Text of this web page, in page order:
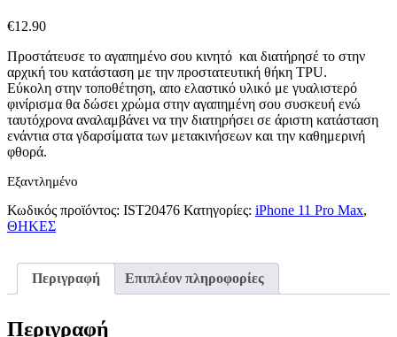
€12.90
Προστάτευσε το αγαπημένο σου κινητό και διατήρησέ το στην
αρχική του κατάσταση με την προστατευτική θήκη TPU.
Εύκολη στην τοποθέτηση, απο ελαστικό υλικό με γυαλιστερό
φινίρισμα θα δώσει χρώμα στην αγαπημένη σου συσκευή ενώ
ταυτόχρονα αναλαμβάνει να την διατηρήσει σε άριστη κατάσταση
ενάντια στα γδαρσίματα των μετακινήσεων και την καθημερινή
φθορά.
Εξαντλημένο
Κωδικός προϊόντος: IST20476 Κατηγορίες: iPhone 11 Pro Max,
ΘΗΚΕΣ
Περιγραφή Επιπλέον πληροφορίες
Περιγραφή